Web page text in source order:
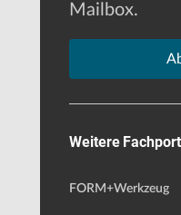
Mailbox.
Weitere
FORM+Werkzeug